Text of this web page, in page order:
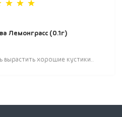
Лемонграсс (0.1г)
вырастить хорошие кустики..